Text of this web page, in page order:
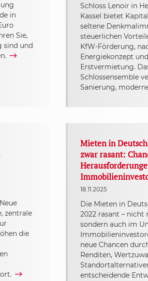
in
Sie,
sind und
Schloss Lenoir in
Kassel bietet
seltene
steuerlichen
KfW-Förderung,
Energiekonzept
Erstvermietung.
Schlossensemble
Sanierung,
zentrale
die
Mieten in
zwar rasant:
18.11.2025
Die Mieten in
2022 rasant – nicht
sondern auch im
neue Chancen
Renditen,
entscheidende